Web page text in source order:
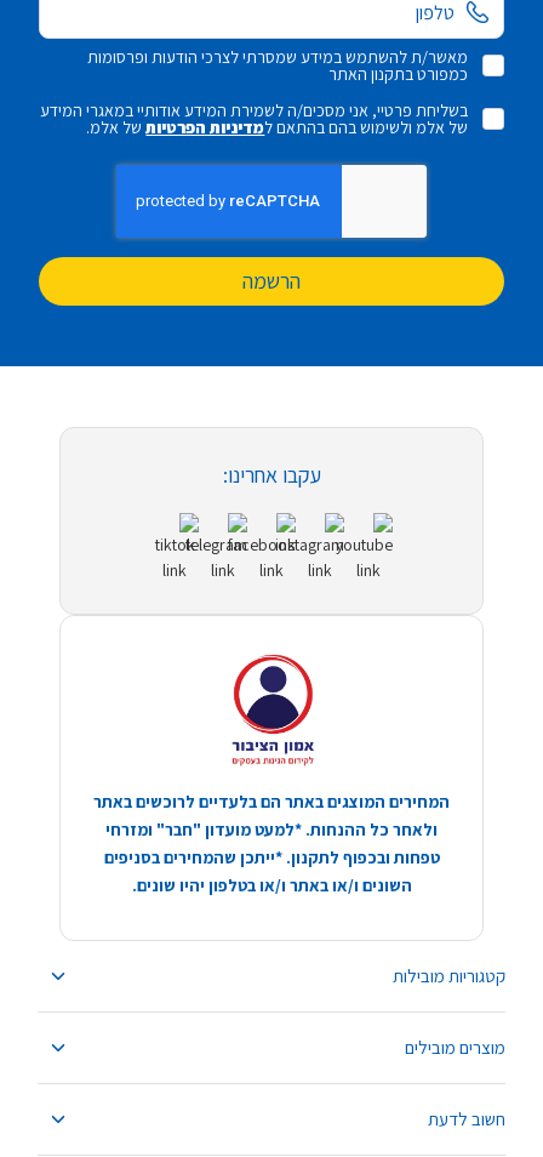
מאשר/ת להשתמש במידע שמסרתי לצרכי הודעות ופרסומות
כמפורט בתקנון האתר
בשליחת פרטיי, אני מסכים/ה לשמירת המידע אודותיי במאגרי המידע
של אלמ ולשימוש בהם בהתאם למדיניות הפרטיותשל אלמ.
הרשמה
קטגוריות מובילות
מוצרים מובילים
חשוב לדעת
עקבו אחרינו:
המחירים המוצגים באתר הם בלעדיים לרוכשים באתר
ולאחר כל ההנחות. *למעט מועדון "חבר" ומזרחי
טפחות ובכפוף לתקנון. *ייתכן שהמחירים בסניפים
השונים ו/או באתר ו/או בטלפון יהיו שונים.